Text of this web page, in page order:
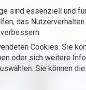
sind essenziell und
das
Cookies. Sie
oder sich weitere
Sie können